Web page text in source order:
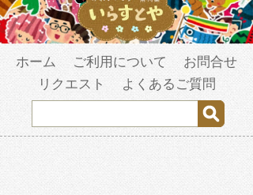
ホーム ご利用について
お問合せ
リクエスト
よくあるご質問